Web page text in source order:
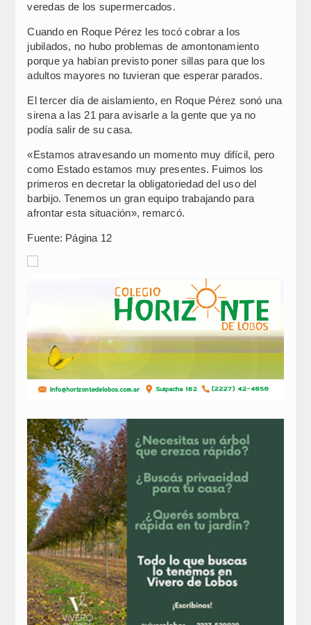
veredas de los supermercados.
Cuando en Roque Pérez les tocó cobrar a los
jubilados, no hubo problemas de amontonamiento
porque ya habían previsto poner sillas para que los
adultos mayores no tuvieran que esperar parados.
El tercer día de aislamiento, en Roque Pérez sonó una
sirena a las 21 para avisarle a la gente que ya no
podía salir de su casa.
«Estamos atravesando un momento muy difícil, pero
como Estado estamos muy presentes. Fuimos los
primeros en decretar la obligatoriedad del uso del
barbijo. Tenemos un gran equipo trabajando para
afrontar esta situación», remarcó.
Fuente: Página 12